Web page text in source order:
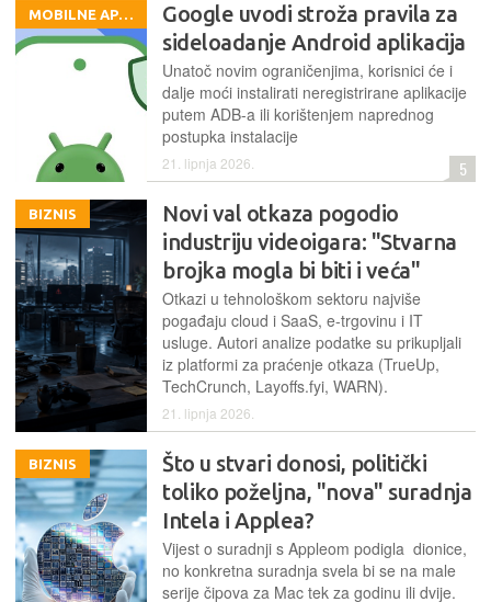
MOBILNE APLIKACIJE
Google uvodi stroža pravila za
sideloadanje Android aplikacija
Unatoč novim ograničenjima, korisnici će i
dalje moći instalirati neregistrirane aplikacije
putem ADB-a ili korištenjem naprednog
postupka instalacije
21. lipnja 2026. 5
BIZNIS
Novi val otkaza pogodio
industriju videoigara: "Stvarna
brojka mogla bi biti i veća"
Otkazi u tehnološkom sektoru najviše
pogađaju cloud i SaaS, e-trgovinu i IT
usluge. Autori analize podatke su prikupljali
iz platformi za praćenje otkaza (TrueUp,
TechCrunch, Layoffs.fyi, WARN).
21. lipnja 2026.
BIZNIS
Što u stvari donosi, politički
toliko poželjna, "nova" suradnja
Intela i Applea?
Vijest o suradnji s Appleom podigla dionice,
no konkretna suradnja svela bi se na male
serije čipova za Mac tek za godinu ili dvije.